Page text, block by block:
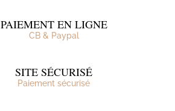
PAIEMENT EN LIGNE
CB & Paypal
SITE SÉCURISÉ
Paiement sécurisé